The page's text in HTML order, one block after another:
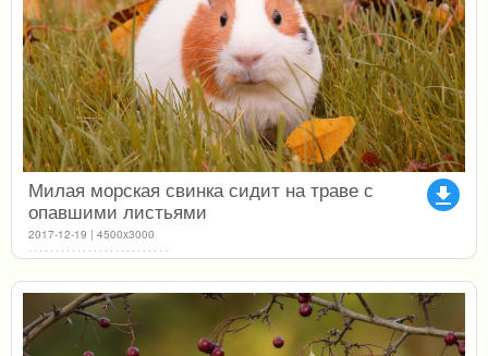
file_download
Милая морская свинка сидит на траве с
опавшими листьями
2017-12-19 | 4500x3000